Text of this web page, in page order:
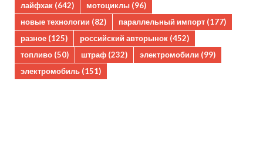
лайфхак (642) мотоциклы (96)
новые технологии (82) параллельный импорт (177)
разное (125) российский авторынок (452)
топливо (50) штраф (232) электромобили (99)
электромобиль (151)